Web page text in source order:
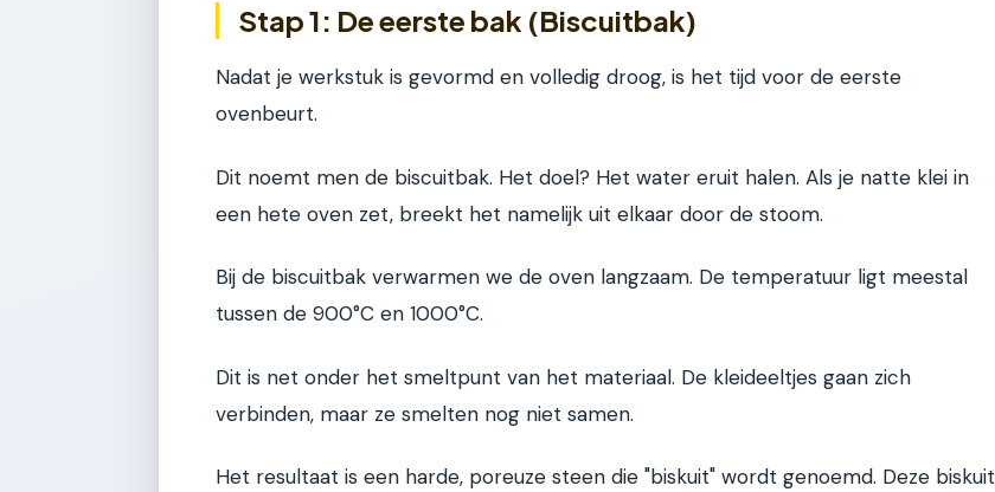
Stap 1: De eerste bak (Biscuitbak)
Nadat je werkstuk is gevormd en volledig droog, is het tijd voor de eerste
ovenbeurt.
Dit noemt men de biscuitbak. Het doel? Het water eruit halen. Als je natte klei in
een hete oven zet, breekt het namelijk uit elkaar door de stoom.
Bij de biscuitbak verwarmen we de oven langzaam. De temperatuur ligt meestal
tussen de 900°C en 1000°C.
Dit is net onder het smeltpunt van het materiaal. De kleideeltjes gaan zich
verbinden, maar ze smelten nog niet samen.
Het resultaat is een harde, poreuze steen die "biskuit" wordt genoemd. Deze biskuit